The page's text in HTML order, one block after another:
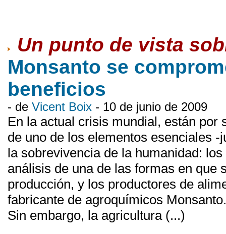
Un punto de vista
Monsanto se
beneficios
- de Vicent Boix - 10 de junio de 2009
En la actual crisis mundial, están por
de uno de los elementos esenciales
la sobrevivencia de la humanidad:
análisis de una de las formas en que
producción, y los productores de
fabricante de agroquímicos
Sin embargo, la agricultura (...)